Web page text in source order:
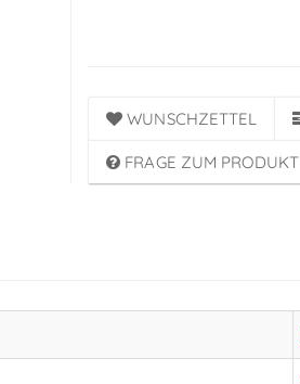
WUNSCHZETTEL
FRAGE ZUM PRODUKT